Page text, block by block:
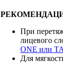
При
лицевого
ONE или
Для